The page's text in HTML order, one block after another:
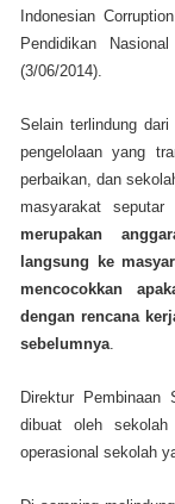
Indonesian
Pendidikan
(3/06/2014).
Selain terlindung
pengelolaan yang
perbaikan, dan
masyarakat
merupakan
langsung ke
mencocokkan
dengan rencana
sebelumnya
Direktur Pembinaan
dibuat oleh
operasional sekolah